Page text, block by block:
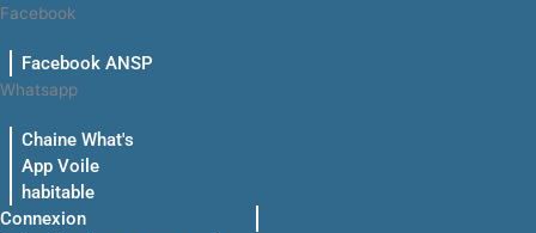
Aller
contenu
Facebook
Facebook ANSP
Whatsapp
Chaine What's
App Voile
habitable
Connexion